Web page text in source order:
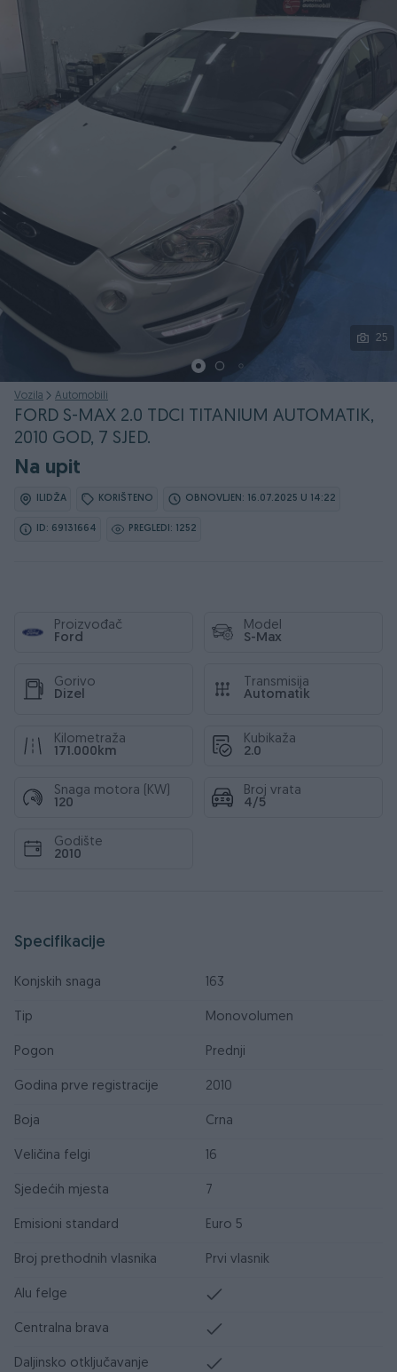
Podijeli
25
Vozila Automobili
FORD S-MAX 2.0 TDCI TITANIUM AUTOMATIK,
2010 GOD, 7 SJED.
Na upit
ILIDŽA KORIŠTENO OBNOVLJEN: 16.07.2025 U 14:22
ID: 69131664 PREGLEDI: 1252
Proizvođač
Ford
Model
S-Max
Gorivo
Dizel
Transmisija
Automatik
Kilometraža
171.000km
Kubikaža
2.0
Snaga motora (KW)
120
Broj vrata
4/5
Godište
2010
Specifikacije
Konjskih snaga 163
Tip Monovolumen
Pogon Prednji
Godina prve registracije 2010
Boja Crna
Veličina felgi 16
Sjedećih mjesta 7
Emisioni standard Euro 5
Broj prethodnih vlasnika Prvi vlasnik
Alu felge
Centralna brava
Daljinsko otključavanje